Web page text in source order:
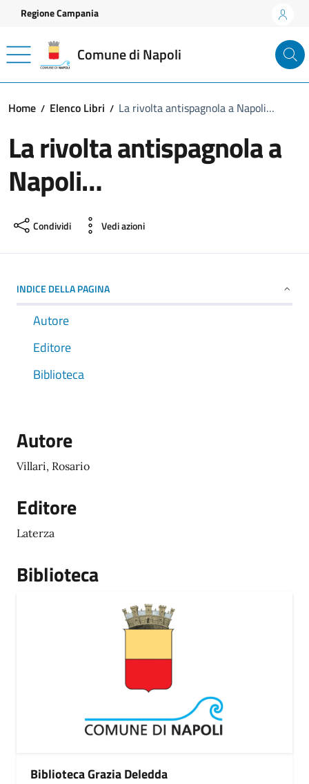
Vai ai contenuti
Vai al footer
Regione Campania
Comune di Napoli
Home Elenco Libri La rivolta antispagnola a Napoli…
La rivolta antispagnola a
Napoli…
Condividi Vedi azioni
INDICE DELLA PAGINA
Autore
Editore
Biblioteca
Autore
Villari, Rosario
Editore
Laterza
Biblioteca
Biblioteca Grazia Deledda